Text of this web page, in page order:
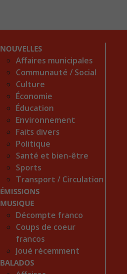
NOUVELLES
Affaires municipales
Communauté / Social
Culture
Économie
Éducation
Environnement
Faits divers
Politique
Santé et bien-être
Sports
Transport / Circulation
ÉMISSIONS
MUSIQUE
Décompte franco
Coups de coeur
francos
Joué récemment
BALADOS